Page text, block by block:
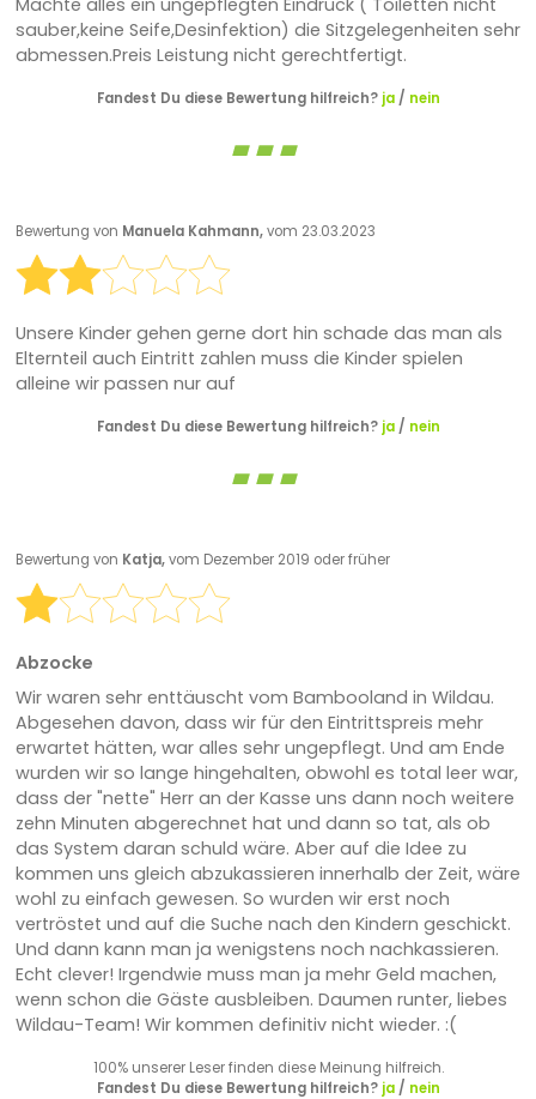
Machte alles ein ungepflegten Eindruck ( Toiletten nicht
sauber,keine Seife,Desinfektion) die Sitzgelegenheiten sehr
abmessen.Preis Leistung nicht gerechtfertigt.
Fandest Du diese Bewertung hilfreich? ja/ nein
Bewertung von Manuela Kahmann,vom 23.03.2023
Unsere Kinder gehen gerne dort hin schade das man als
Elternteil auch Eintritt zahlen muss die Kinder spielen
alleine wir passen nur auf
Fandest Du diese Bewertung hilfreich? ja/ nein
Bewertung von Katja,vom Dezember 2019 oder früher
Abzocke
Wir waren sehr enttäuscht vom Bambooland in Wildau.
Abgesehen davon, dass wir für den Eintrittspreis mehr
erwartet hätten, war alles sehr ungepflegt. Und am Ende
wurden wir so lange hingehalten, obwohl es total leer war,
dass der "nette" Herr an der Kasse uns dann noch weitere
zehn Minuten abgerechnet hat und dann so tat, als ob
das System daran schuld wäre. Aber auf die Idee zu
kommen uns gleich abzukassieren innerhalb der Zeit, wäre
wohl zu einfach gewesen. So wurden wir erst noch
vertröstet und auf die Suche nach den Kindern geschickt.
Und dann kann man ja wenigstens noch nachkassieren.
Echt clever! Irgendwie muss man ja mehr Geld machen,
wenn schon die Gäste ausbleiben. Daumen runter, liebes
Wildau-Team! Wir kommen definitiv nicht wieder. :(
100% unserer Leser finden diese Meinung hilfreich.
Fandest Du diese Bewertung hilfreich? ja/ nein